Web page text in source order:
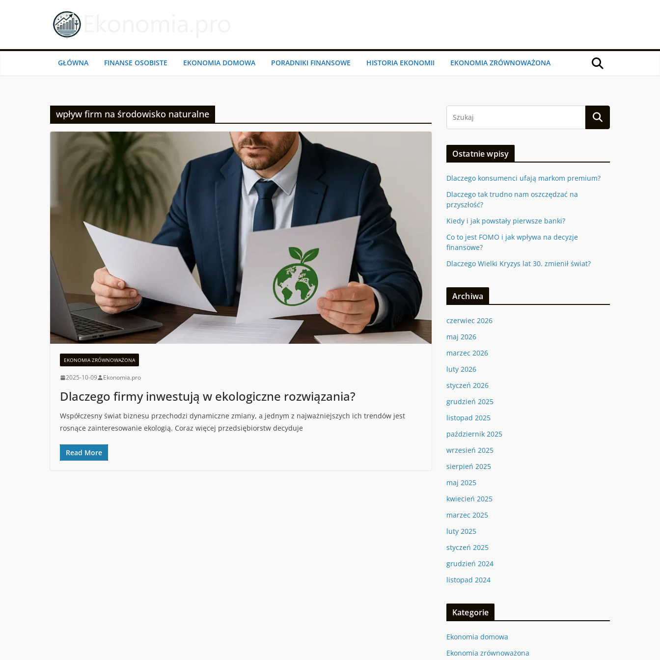
GŁÓWNA FINANSE OSOBISTE EKONOMIA DOMOWA PORADNIKI FINANSOWE HISTORIA EKONOMII EKONOMIA ZRÓWNOWAŻONA
wpływ firm na środowisko naturalne
EKONOMIA ZRÓWNOWAŻONA
2025-10-09 Ekonomia.pro
Dlaczego firmy inwestują w ekologiczne rozwiązania?
Współczesny świat biznesu przechodzi dynamiczne zmiany, a jednym z najważniejszych ich trendów jest
rosnące zainteresowanie ekologią. Coraz więcej przedsiębiorstw decyduje
Read More
Ostatnie wpisy
Dlaczego konsumenci ufają markom premium?
Dlaczego tak trudno nam oszczędzać na
przyszłość?
Kiedy i jak powstały pierwsze banki?
Co to jest FOMO i jak wpływa na decyzje
finansowe?
Dlaczego Wielki Kryzys lat 30. zmienił świat?
Archiwa
czerwiec 2026
maj 2026
marzec 2026
luty 2026
styczeń 2026
grudzień 2025
listopad 2025
październik 2025
wrzesień 2025
sierpień 2025
maj 2025
kwiecień 2025
marzec 2025
luty 2025
styczeń 2025
grudzień 2024
listopad 2024
Kategorie
Ekonomia domowa
Ekonomia zrównoważona